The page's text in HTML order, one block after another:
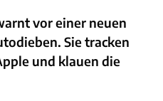
vor einer neuen
Sie tracken
und klauen die